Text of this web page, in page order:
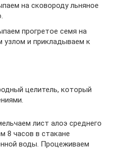
на сковороду льняное
прогретое семя на
узлом и прикладываем к
целитель, который
лист алоэ среднего
8 часов в стакане
воды. Процеживаем